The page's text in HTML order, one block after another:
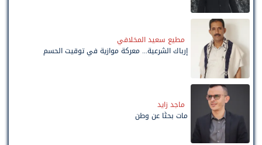
مطيع سعيد المخلافي
إرباك الشرعية... معركة موازية في توقيت الحسم
ماجد زايد
مات بحثًا عن وطن